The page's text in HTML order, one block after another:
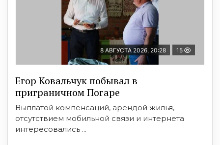
8 АВГУСТА 2026, 20:28 15
Егор Ковальчук побывал в
приграничном Погаре
Выплатой компенсаций, арендой жилья,
отсутствием мобильной связи и интернета
интересовались ...